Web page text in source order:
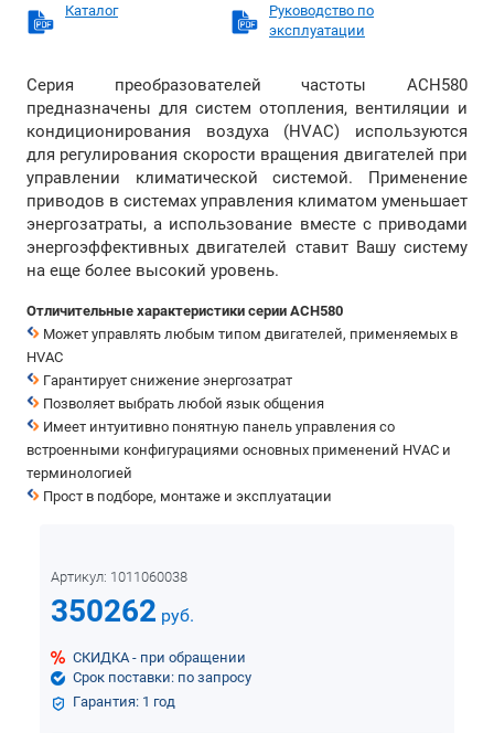
Каталог
Руководство по
эксплуатации
Серия преобразователей частоты ACН580
предназначены для систем отопления, вентиляции и
кондиционирования воздуха (HVAC) используются
для регулирования скорости вращения двигателей при
управлении климатической системой. Применение
приводов в системах управления климатом уменьшает
энергозатраты, а использование вместе с приводами
энергоэффективных двигателей ставит Вашу систему
на еще более высокий уровень.
Отличительные характеристики серии ACH580
Может управлять любым типом двигателей, применяемых в
HVAC
Гарантирует снижение энергозатрат
Позволяет выбрать любой язык общения
Имеет интуитивно понятную панель управления со
встроенными конфигурациями основных применений HVAC и
терминологией
Прост в подборе, монтаже и экcплуатации
Артикул: 1011060038
350262 руб.
СКИДКА - при обращении
Срок поставки: по запросу
Гарантия: 1 год